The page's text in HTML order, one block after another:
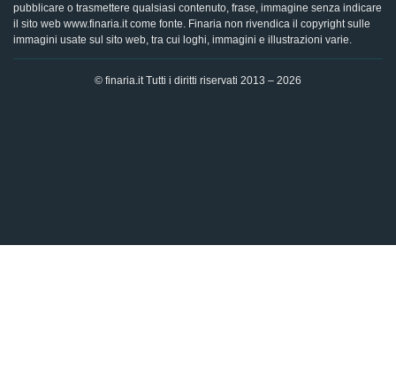
pubblicare o trasmettere qualsiasi contenuto, frase, immagine senza indicare
il sito web www.finaria.it come fonte. Finaria non rivendica il copyright sulle
immagini usate sul sito web, tra cui loghi, immagini e illustrazioni varie.
© finaria.it Tutti i diritti riservati 2013 – 2026